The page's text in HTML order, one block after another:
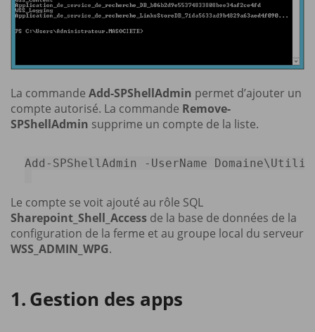
La commande Add-SPShellAdmin permet d’ajouter un
compte autorisé. La commande Remove-
SPShellAdmin supprime un compte de la liste.
Add - SPShellAdmin - UserName
Le compte se voit ajouté au rôle SQL
Sharepoint_Shell_Access de la base de données de la
configuration de la ferme et au groupe local du serveur
WSS_ADMIN_WPG.
Gestion des apps